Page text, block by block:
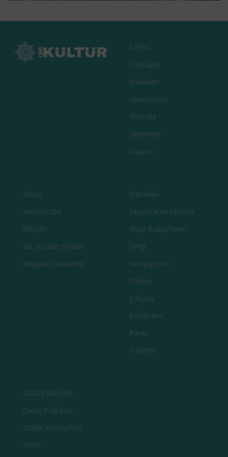
MENÜ
Anasayfa
Etkinlikler
Yayınlarımız
Youtube
İşletmeler
Duyuru
Menü
Hakkımızda
İletişim
Sık Sorulan Sorular
Mağaza Gaziantep
Etkinlikler
Düşünce Akademisi
Kitap Buluşmaları
Sergi
Sempozyum
Söyleşi
Çalıştay
Konferans
Panel
Yarışma
SÖZLEŞMELER
Çerez Politikası
Gizlilik Sözleşmesi
KVKK